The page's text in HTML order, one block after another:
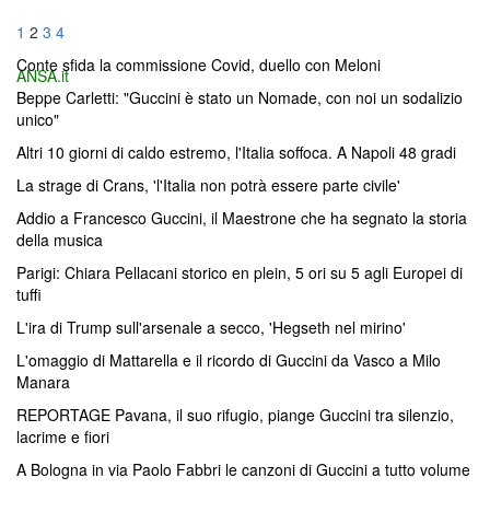
Navigazione
articoli
Pagina
1 Pagina
2 Pagina
3 Pagina
4
ANSA.it
Conte sfida la commissione Covid, duello con Meloni
Beppe Carletti: "Guccini è stato un Nomade, con noi un sodalizio
unico"
Altri 10 giorni di caldo estremo, l'Italia soffoca. A Napoli 48 gradi
La strage di Crans, 'l'Italia non potrà essere parte civile'
Addio a Francesco Guccini, il Maestrone che ha segnato la storia
della musica
Parigi: Chiara Pellacani storico en plein, 5 ori su 5 agli Europei di
tuffi
L'ira di Trump sull'arsenale a secco, 'Hegseth nel mirino'
L'omaggio di Mattarella e il ricordo di Guccini da Vasco a Milo
Manara
REPORTAGE Pavana, il suo rifugio, piange Guccini tra silenzio,
lacrime e fiori
A Bologna in via Paolo Fabbri le canzoni di Guccini a tutto volume